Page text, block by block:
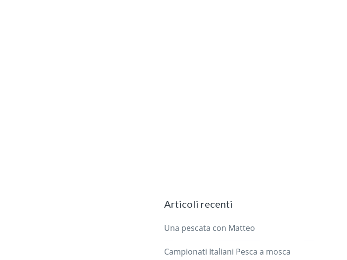
Articoli recenti
Una pescata con Matteo
Campionati Italiani Pesca a mosca